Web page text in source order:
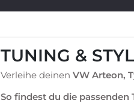
TUNING &
Verleihe deinen VW Arteon,
So findest du die passenden